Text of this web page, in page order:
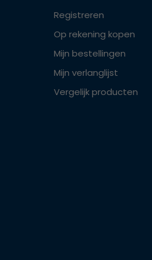
Registreren
Op rekening kopen
Mijn bestellingen
Mijn verlanglijst
Vergelijk producten